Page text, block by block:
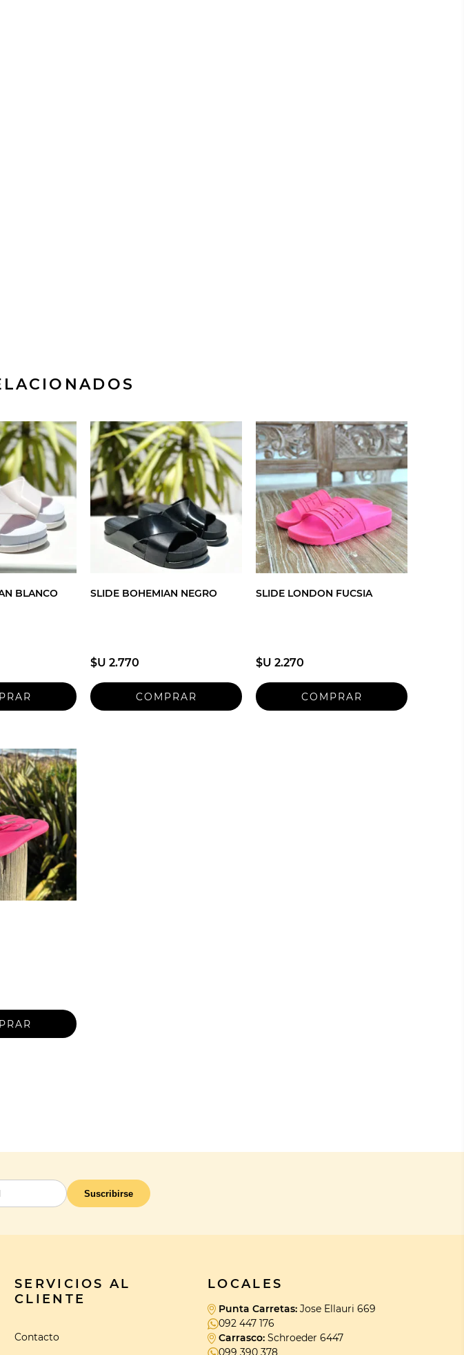
BLANCO SLIDE BOHEMIAN NEGRO
$U 2.770
SLIDE LONDON FUCSIA
$U 2.270
Suscribirse
SERVICIOS AL
CLIENTE
Contacto
LOCALES
Punta Carretas: Jose Ellauri 669
092 447 176
Carrasco: Schroeder 6447
099 390 378